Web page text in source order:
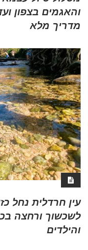
והאגמים בצפון
מדריך מלא
עין חרדלית נחל
לשכשוך ורחצה
והילדים